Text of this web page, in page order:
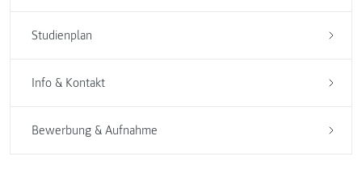
Studienplan
Info & Kontakt
Bewerbung & Aufnahme